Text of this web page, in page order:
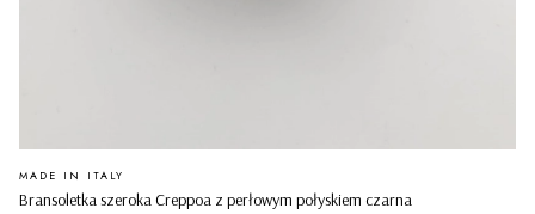
Bransoletka szeroka Creppoa z perłowym połyskiem czarna
PRODUCENT
MADE IN ITALY